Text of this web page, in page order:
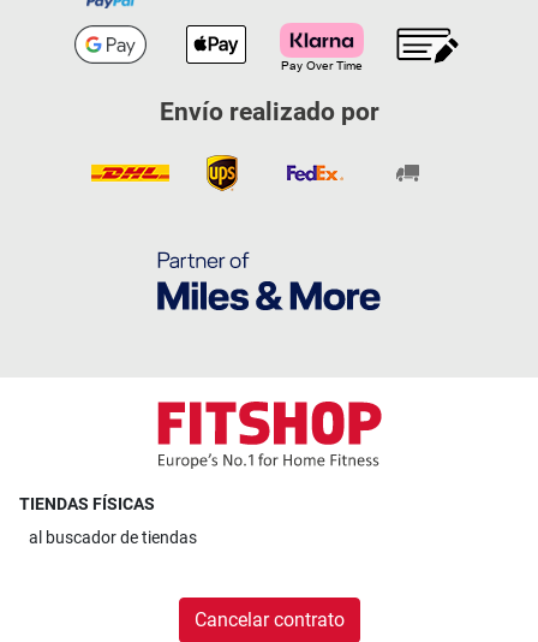
Envío realizado por
TIENDAS FÍSICAS
al buscador de tiendas
Cancelar contrato